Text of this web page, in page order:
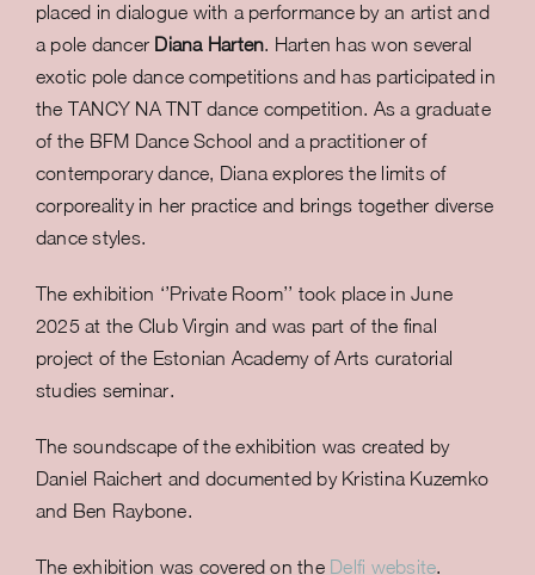
placed in dialogue with a performance by an artist and
a pole dancer Diana Harten. Harten has won several
exotic pole dance competitions and has participated in
the TANCY NA TNT dance competition. As a graduate
of the BFM Dance School and a practitioner of
contemporary dance, Diana explores the limits of
corporeality in her practice and brings together diverse
dance styles.
The exhibition ‘’Private Room’’ took place in June
2025 at the Club Virgin and was part of the final
project of the Estonian Academy of Arts curatorial
studies seminar.
The soundscape of the exhibition was created by
Daniel Raichert and documented by Kristina Kuzemko
and Ben Raybone.
The exhibition was covered on the Delfi website.